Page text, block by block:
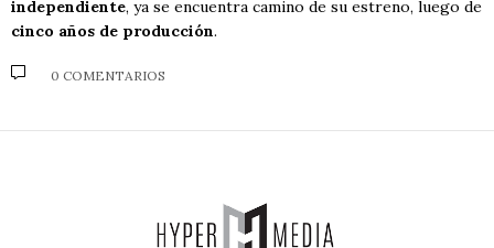
independiente, ya se encuentra camino de su estreno, luego de
cinco años de producción.
0 COMENTARIOS